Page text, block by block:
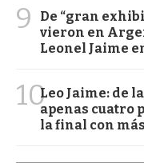
9
De “gran
vieron en
Leonel Jaime
10Leo Jaime: de
apenas cuatro
la final con